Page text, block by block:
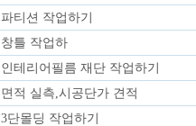
파티션 작업하기
창틀 작업하
인테리어필름 재단 작업하기
면적 실측,시공단가 견적
3단몰딩 작업하기